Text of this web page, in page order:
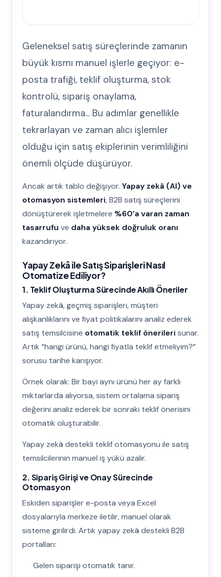
Geleneksel satış süreçlerinde zamanın
büyük kısmı manuel işlerle geçiyor: e-
posta trafiği, teklif oluşturma, stok
kontrolü, sipariş onaylama,
faturalandırma... Bu adımlar genellikle
tekrarlayan ve zaman alıcı işlemler
olduğu için satış ekiplerinin verimliliğini
önemli ölçüde düşürüyor.
Ancak artık tablo değişiyor. Yapay zekâ (AI) ve
otomasyon sistemleri, B2B satış süreçlerini
dönüştürerek işletmelere %60’a varan zaman
tasarrufu ve daha yüksek doğruluk oranı
kazandırıyor.
Yapay Zekâ ile Satış Siparişleri Nasıl
Otomatize Ediliyor?
1. Teklif Oluşturma Sürecinde Akıllı Öneriler
Yapay zekâ, geçmiş siparişleri, müşteri
alışkanlıklarını ve fiyat politikalarını analiz ederek
satış temsilcisine otomatik teklif önerileri sunar.
Artık “hangi ürünü, hangi fiyatla teklif etmeliyim?”
sorusu tarihe karışıyor.
Örnek olarak: Bir bayi aynı ürünü her ay farklı
miktarlarda alıyorsa, sistem ortalama sipariş
değerini analiz ederek bir sonraki teklif önerisini
otomatik oluşturabilir.
Yapay zekâ destekli teklif otomasyonu ile satış
temsilcilerinin manuel iş yükü azalır.
2. Sipariş Girişi ve Onay Sürecinde
Otomasyon
Eskiden siparişler e-posta veya Excel
dosyalarıyla merkeze iletilir, manuel olarak
sisteme girilirdi. Artık yapay zekâ destekli B2B
portalları:
Gelen siparişi otomatik tanır.